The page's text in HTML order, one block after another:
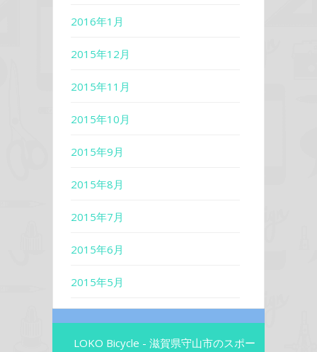
2016年1月
2015年12月
2015年11月
2015年10月
2015年9月
2015年8月
2015年7月
2015年6月
2015年5月
LOKO Bicycle - 滋賀県守山市のスポー